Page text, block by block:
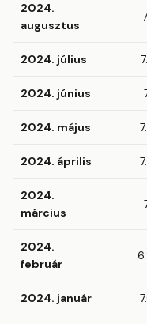
2024.
augusztus
2024. július
2024. június
2024. május
2024. április
2024.
március
2024.
február
2024. január